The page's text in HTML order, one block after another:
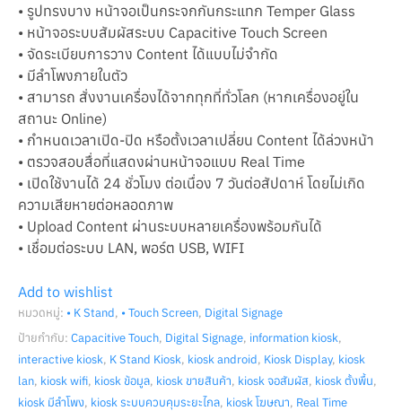
• รูปทรงบาง หน้าจอเป็นกระจกกันกระแทก Temper Glass
• หน้าจอระบบสัมผัสระบบ Capacitive Touch Screen
• จัดระเบียบการวาง Content ได้แบบไม่จำกัด
• มีลำโพงภายในตัว
• สามารถ สั่งงานเครื่องได้จากทุกที่ทั่วโลก (หากเครื่องอยู่ใน
สถานะ Online)
• กำหนดเวลาเปิด-ปิด หรือตั้งเวลาเปลี่ยน Content ได้ล่วงหน้า
• ตรวจสอบสื่อที่แสดงผ่านหน้าจอแบบ Real Time
• เปิดใช้งานได้ 24 ชั่วโมง ต่อเนื่อง 7 วันต่อสัปดาห์ โดยไม่เกิด
ความเสียหายต่อหลอดภาพ
• Upload Content ผ่านระบบหลายเครื่องพร้อมกันได้
• เชื่อมต่อระบบ LAN, พอร์ต USB, WIFI
Add to wishlist
หมวดหมู่: • K Stand, • Touch Screen, Digital Signage
ป้ายกำกับ: Capacitive Touch, Digital Signage, information kiosk,
interactive kiosk, K Stand Kiosk, kiosk android, Kiosk Display, kiosk
lan, kiosk wifi, kiosk ข้อมูล, kiosk ขายสินค้า, kiosk จอสัมผัส, kiosk ตั้งพื้น,
kiosk มีลำโพง, kiosk ระบบควบคุมระยะไกล, kiosk โฆษณา, Real Time